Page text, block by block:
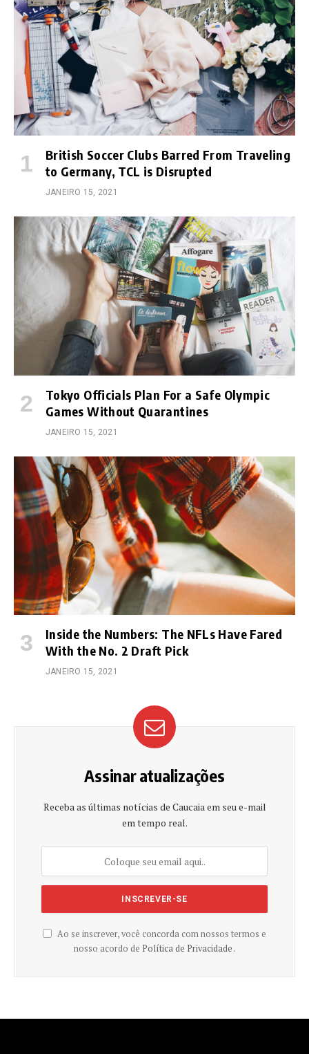
British Soccer Clubs Barred From Traveling
to Germany, TCL is Disrupted
JANEIRO 15, 2021
Tokyo Officials Plan For a Safe Olympic
Games Without Quarantines
JANEIRO 15, 2021
Inside the Numbers: The NFLs Have Fared
With the No. 2 Draft Pick
JANEIRO 15, 2021
Assinar atualizações
Receba as últimas notícias de Caucaia em seu e-mail
em tempo real.
Ao se inscrever, você concorda com nossos termos e
nosso acordo de Política de Privacidade .